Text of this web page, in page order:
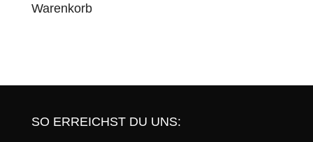
Warenkorb
SO ERREICHST DU UNS: